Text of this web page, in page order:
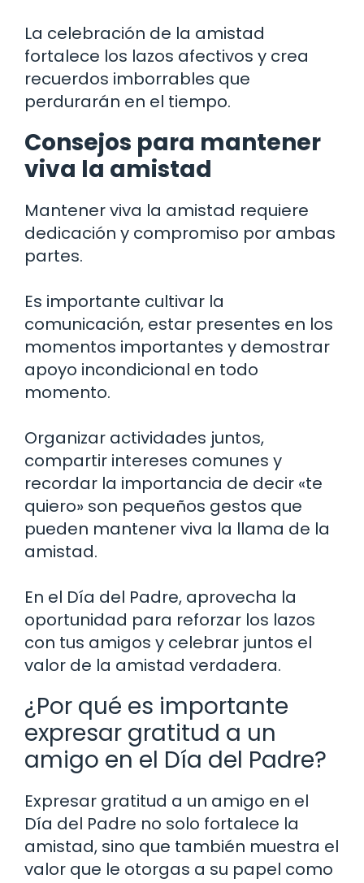
La celebración de la amistad
fortalece los lazos afectivos y crea
recuerdos imborrables que
perdurarán en el tiempo.
Consejos para mantener
viva la amistad
Mantener viva la amistad requiere
dedicación y compromiso por ambas
partes.
Es importante cultivar la
comunicación, estar presentes en los
momentos importantes y demostrar
apoyo incondicional en todo
momento.
Organizar actividades juntos,
compartir intereses comunes y
recordar la importancia de decir «te
quiero» son pequeños gestos que
pueden mantener viva la llama de la
amistad.
En el Día del Padre, aprovecha la
oportunidad para reforzar los lazos
con tus amigos y celebrar juntos el
valor de la amistad verdadera.
¿Por qué es importante
expresar gratitud a un
amigo en el Día del Padre?
Expresar gratitud a un amigo en el
Día del Padre no solo fortalece la
amistad, sino que también muestra el
valor que le otorgas a su papel como